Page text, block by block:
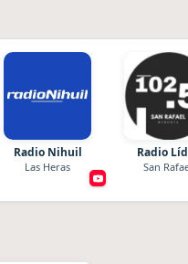
Radio Nihuil
Las Heras
Radio
San